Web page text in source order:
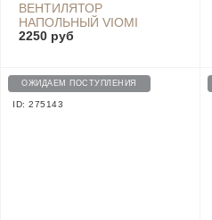
ВЕНТИЛЯТОР
НАПОЛЬНЫЙ VIOMI
STAND VXFS12A-J
2250 руб
ОЖИДАЕМ ПОСТУПЛЕНИЯ
ID: 275143